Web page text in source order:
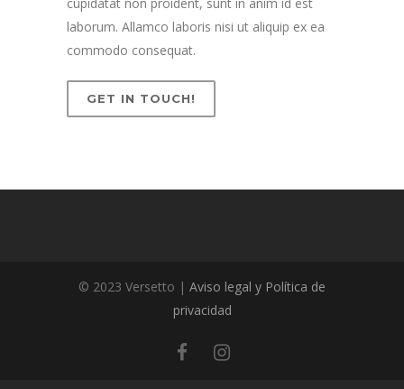
laborum. Allamco laboris nisi ut aliquip ex ea
commodo consequat.
GET IN TOUCH!
© 2023 Versetto | Aviso legal y Política de
privacidad